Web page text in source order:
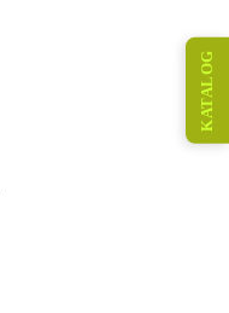
KATALOG